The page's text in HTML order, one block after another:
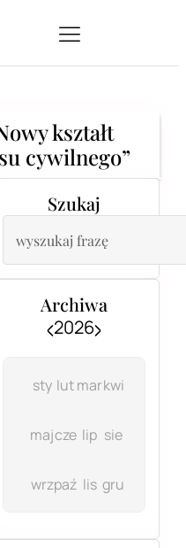
kształt
cywilnego”
Szukaj
Archiwa
2026
sty lutmarkwi
majcze lip sie
wrzpaź lis gru